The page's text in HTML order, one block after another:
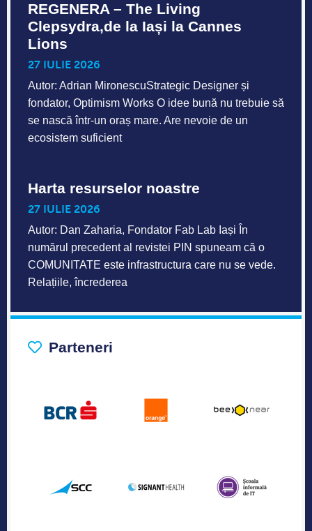
REGENERA – The Living
Clepsydra,de la Iași la Cannes
Lions
27 IULIE 2026
Autor: Adrian MironescuStrategic Designer și
fondator, Optimism Works O idee bună nu trebuie să
se nască într-un oraș mare. Are nevoie de un
ecosistem suficient
Harta resurselor noastre
27 IULIE 2026
Autor: Dan Zaharia, Fondator Fab Lab Iași În
numărul precedent al revistei PIN spuneam că o
COMUNITATE este infrastructura care nu se vede.
Relațiile, încrederea
Parteneri